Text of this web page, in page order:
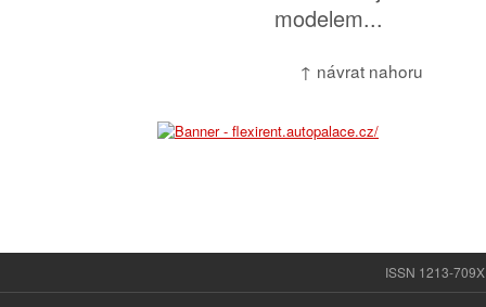
modelem...
↑ návrat nahoru
ISSN 1213-